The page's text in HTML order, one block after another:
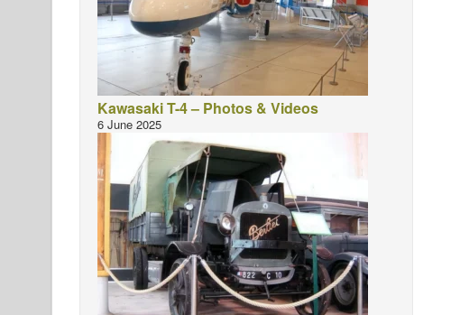
Kawasaki T-4 – Photos & Videos
6 June 2025